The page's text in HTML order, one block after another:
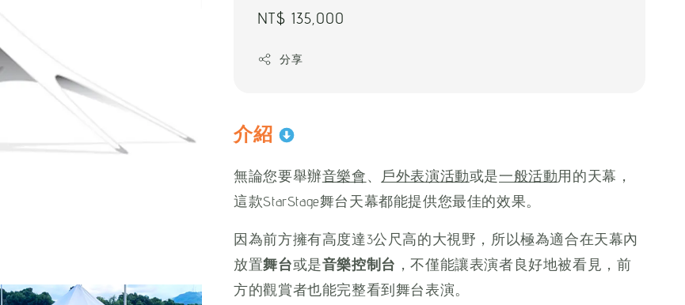
Regular
NT$ 135,000
分享
介紹
無論您要舉辦音樂會、 戶外表演活動或是一般活動用的天幕，
這款StarStage舞台天幕都能提供您最佳的效果。
因為前方擁有高度達3公尺高的大視野，所以極為適合在天幕內
放置舞台或是音樂控制台 ，不僅能讓表演者良好地被看見，前
方的觀賞者也能完整看到舞台表演。